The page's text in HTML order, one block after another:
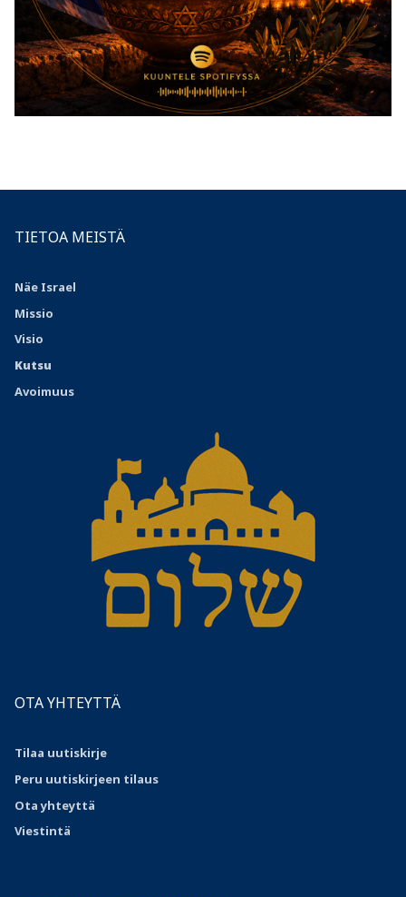
TIETOA MEISTÄ
Näe Israel
Missio
Visio
Kutsu
Avoimuus
OTA YHTEYTTÄ
Tilaa uutiskirje
Peru uutiskirjeen tilaus
Otayhteyttä
Viestintä